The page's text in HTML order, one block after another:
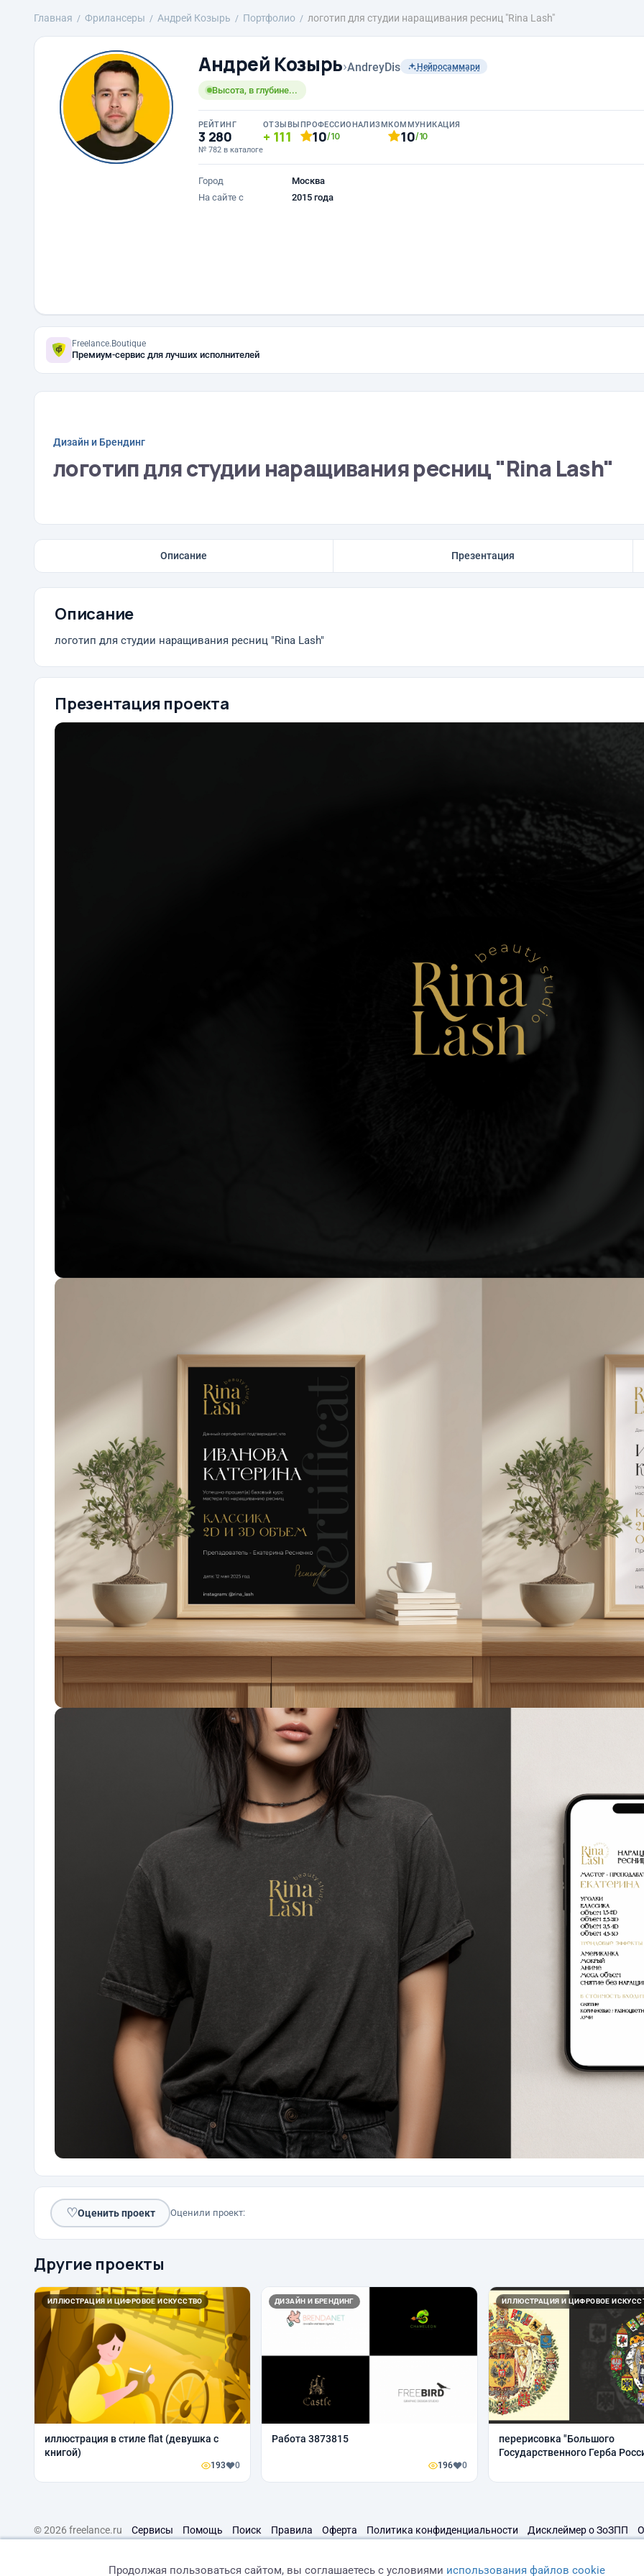
Главная Фрилансеры Андрей Козырь Портфолио логотип для студии наращивания ресниц "Rina Lash"
Андрей Козырь›AndreyDis Нейросаммари
Высота, в глубине...
РЕЙТИНГ
3 280
№ 782 в каталоге
ОТЗЫВЫ
111
ПРОФЕССИОНАЛИЗМ
10/10
КОММУНИКАЦИЯ
10/10
Город
Москва
На сайте с
2015 года
Freelance.Boutique
Премиум-сервис для лучших исполнителей
Дизайн и Брендинг
логотип для студии наращивания ресниц "Rina Lash"
Описание Презентация
Описание
логотип для студии наращивания ресниц "Rina Lash"
Презентация проекта
♡Оценить проект Оценили проект:
Другие проекты
ИЛЛЮСТРАЦИЯ И ЦИФРОВОЕ ИСКУССТВО
иллюстрация в стиле flat (девушка с
книгой)
193 0
ДИЗАЙН И БРЕНДИНГ
Работа 3873815
196 0
ИЛЛЮСТРАЦИЯ И ЦИФРОВОЕ
перерисовка "Большого
Государственного Герба
© 2026 freelance.ru Сервисы Помощь Поиск Правила Оферта Политика конфиденциальности Дисклеймер о ЗоЗПП
Продолжая пользоваться сайтом, вы соглашаетесь с условиями использования файлов cookie